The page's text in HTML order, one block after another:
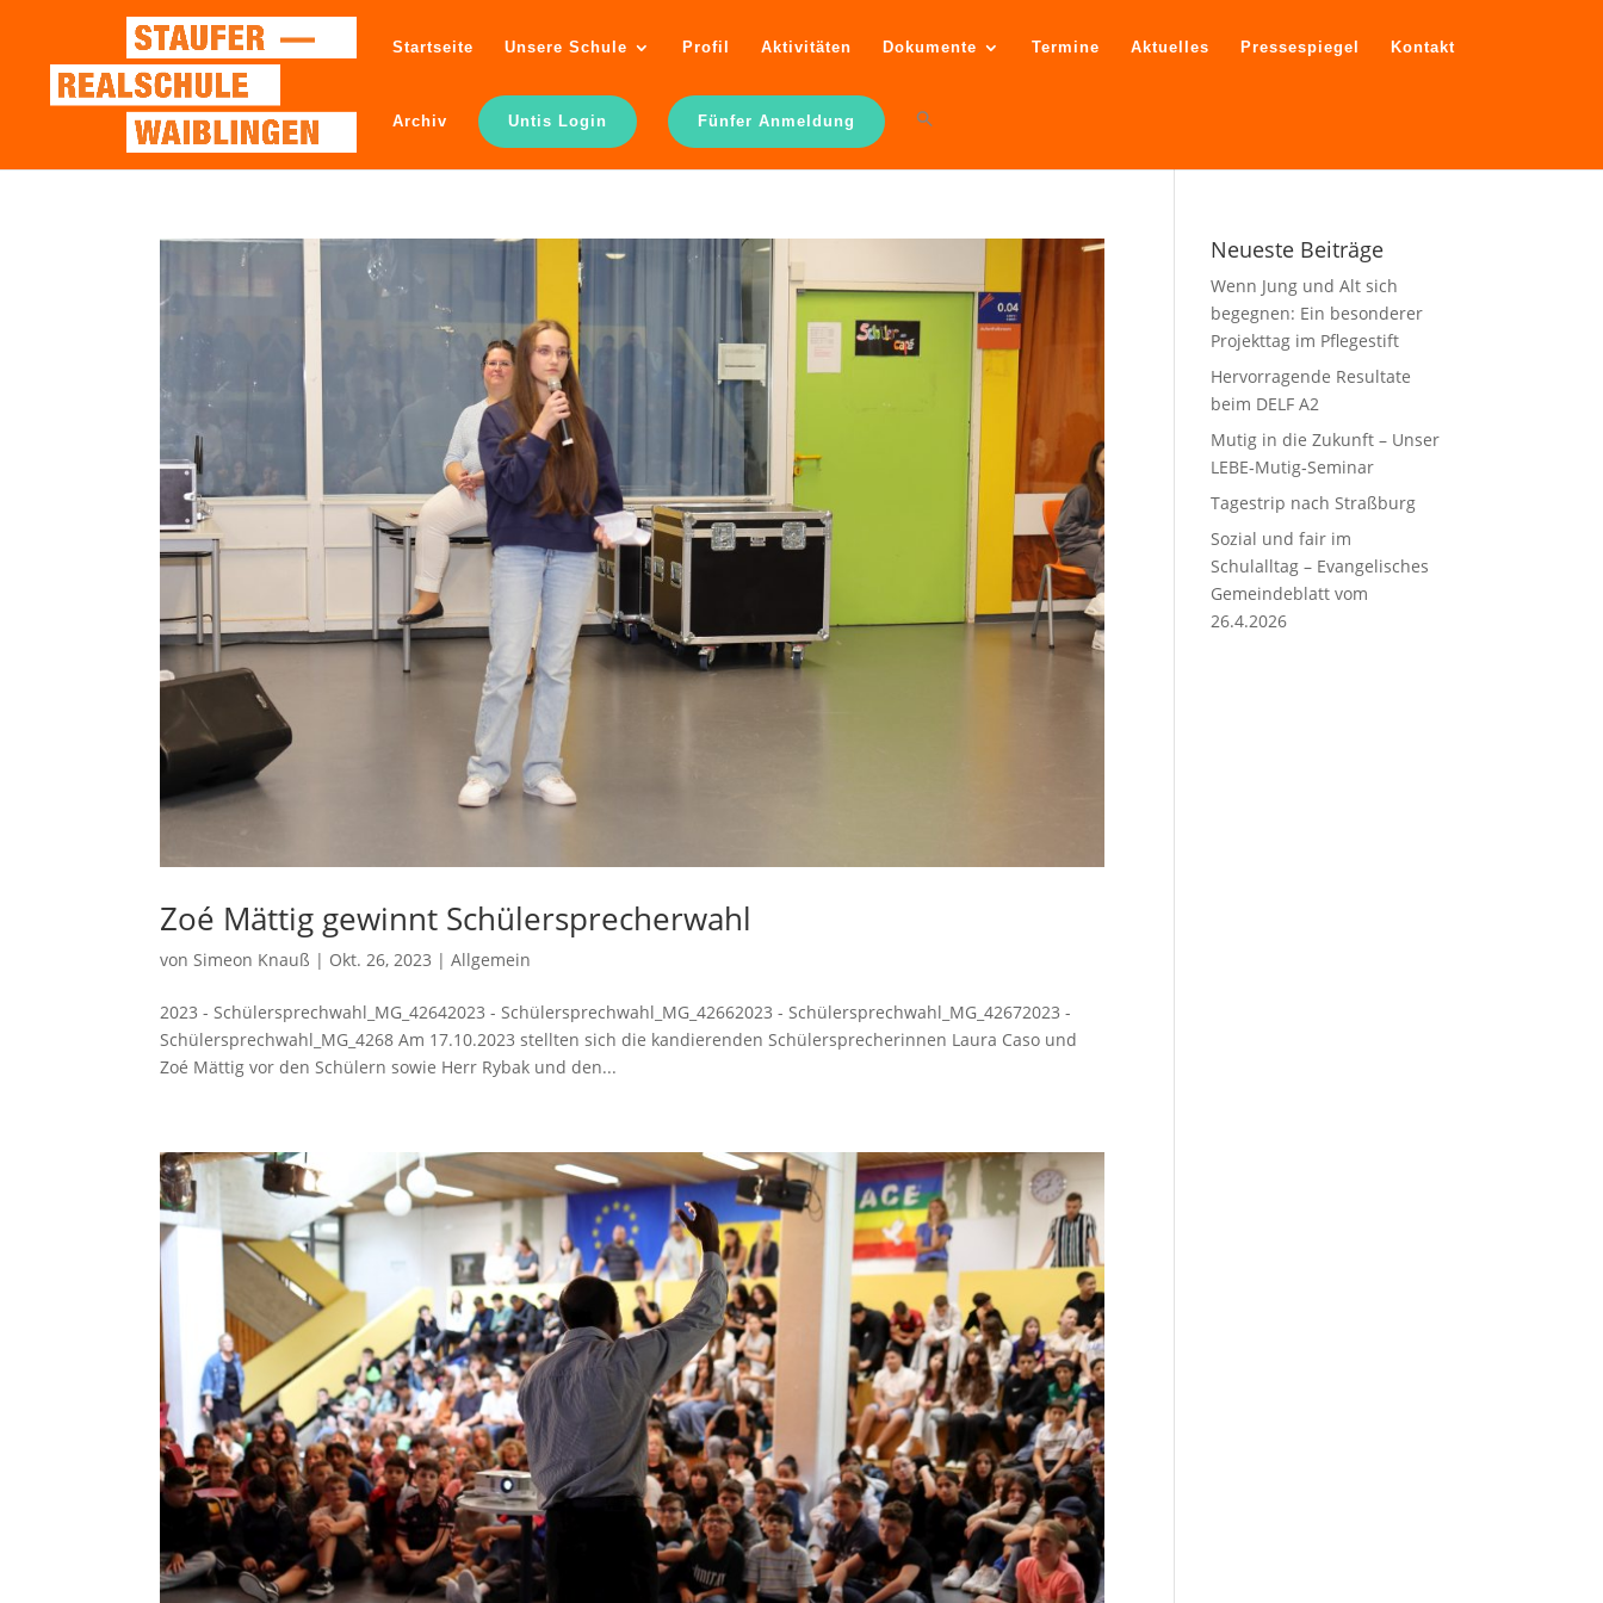
Startseite Unsere Schule Profil Aktivitäten Dokumente Termine Aktuelles Pressespiegel Kontakt
Archiv Untis Login Fünfer Anmeldung
Zoé Mättig gewinnt Schülersprecherwahl
vonSimeon Knauß | Okt. 26, 2023 |Allgemein
2023 - Schülersprechwahl_MG_42642023 - Schülersprechwahl_MG_42662023 - Schülersprechwahl_MG_42672023 -
Schülersprechwahl_MG_4268 Am 17.10.2023 stellten sich die kandierenden Schülersprecherinnen Laura Caso und
Zoé Mättig vor den Schülern sowie Herr Rybak und den...
Neueste Beiträge
Wenn Jung und Alt sich
begegnen: Ein besonderer
Projekttag im Pflegestift
Hervorragende Resultate
beim DELF A2
Mutig in die Zukunft – Unser
LEBE‑Mutig‑Seminar
Tagestrip nach Straßburg
Sozial und fair im
Schulalltag – Evangelisches
Gemeindeblatt vom
26.4.2026